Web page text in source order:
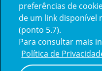
e
elogios
preferências de
de um link disponível
(ponto 5.7).
Para consultar mais
Política de